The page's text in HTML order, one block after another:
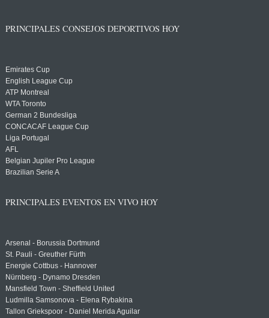
PRINCIPALES CONSEJOS DEPORTIVOS HOY
Emirates Cup
English League Cup
ATP Montreal
WTA Toronto
German 2 Bundesliga
CONCACAF League Cup
Liga Portugal
AFL
Belgian Jupiler Pro League
Brazilian Serie A
PRINCIPALES EVENTOS EN VIVO HOY
Arsenal - Borussia Dortmund
St. Pauli - Greuther Fürth
Energie Cottbus - Hannover
Nürnberg - Dynamo Dresden
Mansfield Town - Sheffield United
Ludmilla Samsonova - Elena Rybakina
Tallon Griekspoor - Daniel Merida Aguilar